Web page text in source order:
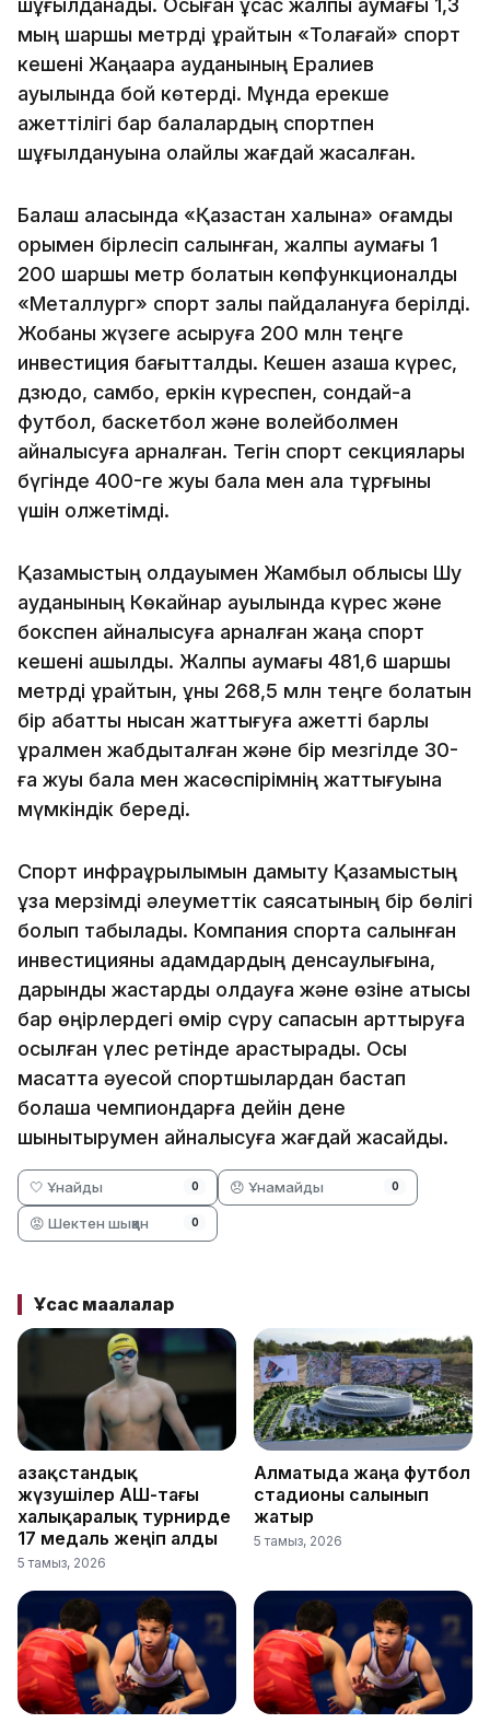
шұғылданады. Осыған ұқсас жалпы аумағы 1,3
мың шаршы метрді құрайтын «Толағай» спорт
кешені Жаңаарқа ауданының Ералиев
ауылында бой көтерді. Мұнда ерекше
қажеттілігі бар балалардың спортпен
шұғылдануына қолайлы жағдай жасалған.
Балқаш қаласында «Қазақстан халқына» қоғамдық
қорымен бірлесіп салынған, жалпы аумағы 1
200 шаршы метр болатын көпфункционалды
«Металлург» спорт залы пайдалануға берілді.
Жобаны жүзеге асыруға 200 млн теңге
инвестиция бағытталды. Кешен қазақша күрес,
дзюдо, самбо, еркін күреспен, сондай-ақ
футбол, баскетбол және волейболмен
айналысуға арналған. Тегін спорт секциялары
бүгінде 400-ге жуық бала мен қала тұрғыны
үшін қолжетімді.
Қазақмыстың қолдауымен Жамбыл облысы Шу
ауданының Көкқайнар ауылында күрес және
бокспен айналысуға арналған жаңа спорт
кешені ашылды. Жалпы аумағы 481,6 шаршы
метрді құрайтын, құны 268,5 млн теңге болатын
бір қабатты нысан жаттығуға қажетті барлық
құралмен жабдықталған және бір мезгілде 30-
ға жуық бала мен жасөспірімнің жаттығуына
мүмкіндік береді.
Спорт инфрақұрылымын дамыту Қазақмыстың
ұзақ мерзімді әлеуметтік саясатының бір бөлігі
болып табылады. Компания спортқа салынған
инвестицияны адамдардың денсаулығына,
дарынды жастарды қолдауға және өзіне қатысы
бар өңірлердегі өмір сүру сапасын арттыруға
қосылған үлес ретінде қарастырады. Осы
мақсатта әуесқой спортшылардан бастап
болашақ чемпиондарға дейін дене
шынықтырумен айналысуға жағдай жасайды.
🤍 Ұнайды 0 😞 Ұнамайды 0
😡 Шектен шыққан 0
Ұқсас мақалалар
Қазақстандық
жүзушілер АҚШ-тағы
халықаралық турнирде
17 медаль жеңіп алды
5 тамыз, 2026
Алматыда жаңа футбол
стадионы салынып
жатыр
5 тамыз, 2026